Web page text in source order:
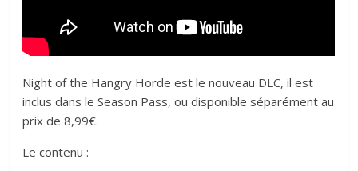
Night of the Hangry Horde est le nouveau DLC, il est
inclus dans le Season Pass, ou disponible séparément au
prix de 8,99€.
Le contenu :